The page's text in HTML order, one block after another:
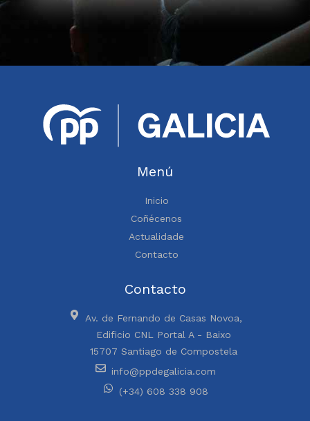
Menú
Inicio
Coñécenos
Actualidade
Contacto
Contacto
Av. de Fernando de Casas Novoa,
Edificio CNL Portal A - Baixo
15707 Santiago de Compostela
info@ppdegalicia.com
(+34) 608 338 908